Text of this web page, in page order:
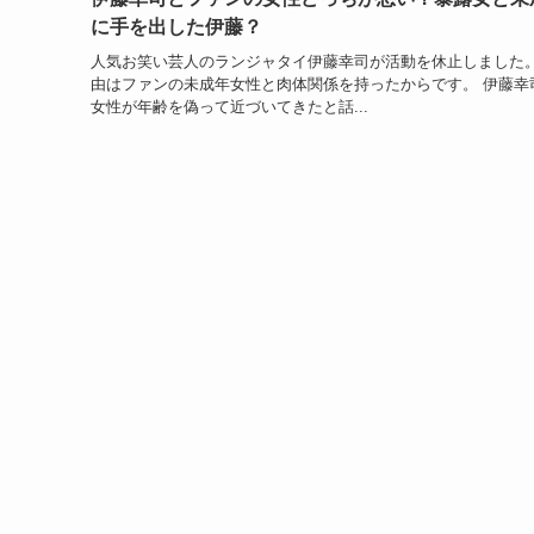
に手を出した伊藤？
人気お笑い芸人のランジャタイ伊藤幸司が活動を休止しました
由はファンの未成年女性と肉体関係を持ったからです。 伊藤幸
女性が年齢を偽って近づいてきたと話...